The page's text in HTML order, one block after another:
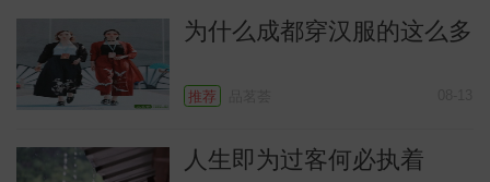
常
为什么成都穿汉服的这么多
推荐
人生即为过客何必执着